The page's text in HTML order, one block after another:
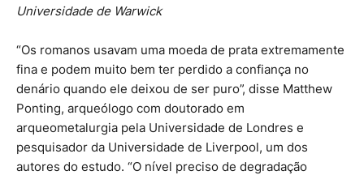
Universidade de Warwick
“Os romanos usavam uma moeda de prata extremamente
fina e podem muito bem ter perdido a confiança no
denário quando ele deixou de ser puro”, disse Matthew
Ponting, arqueólogo com doutorado em
arqueometalurgia pela Universidade de Londres e
pesquisador da Universidade de Liverpool, um dos
autores do estudo. “O nível preciso de degradação